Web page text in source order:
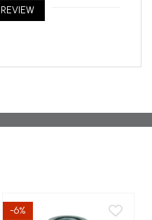
de receptor?
o distanta de pana la
ca obstacolele
sau cladirile metalice
-6%